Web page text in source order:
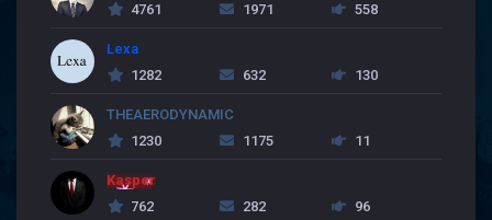
4761
1971 558
Lexa
1282
632 130
THEAERODYNAMIC
1230
1175 11
Kasper
762
282 96